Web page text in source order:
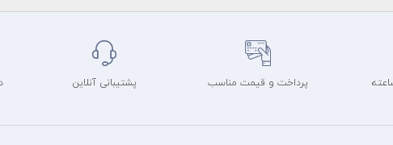
پرداخت و قیمت مناسب پشتیبانی آنلاین